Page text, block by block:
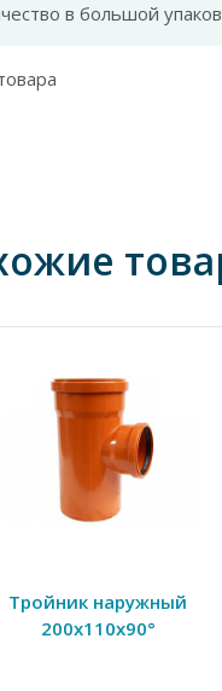
в большой
Тройник наружный
200х110х90°